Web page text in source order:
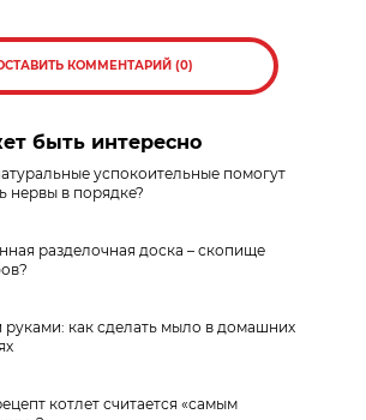
КОММЕНТАРИЙ (0)
быть интересно
успокоительные помогут
нервы в порядке?
разделочная доска – скопище
как сделать мыло в домашних
котлет считается «самым